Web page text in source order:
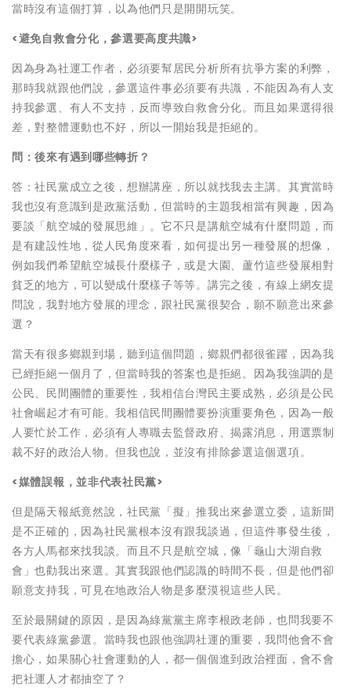
當時沒有這個打算，以為他們只是開開玩笑。
<避免自救會分化，參選要高度共識>
因為身為社運工作者，必須要幫居民分析所有抗爭方案的利弊，
那時我就跟他們說，參選這件事必須要有共識，不能因為有人支
持我參選、有人不支持，反而導致自救會分化。而且如果選得很
差，對整體運動也不好，所以一開始我是拒絕的。
問：後來有遇到哪些轉折？
答：社民黨成立之後，想辦講座，所以就找我去主講。其實當時
我也沒有意識到是政黨活動，但當時的主題我相當有興趣，因為
要談「航空城的發展思維」。它不只是講航空城有什麼問題，而
是有建設性地，從人民角度來看，如何提出另一種發展的想像，
例如我們希望航空城長什麼樣子，或是大園、蘆竹這些發展相對
貧乏的地方，可以變成什麼樣子等等。講完之後，有線上網友提
問說，我對地方發展的理念，跟社民黨很契合，願不願意出來參
選？
當天有很多鄉親到場，聽到這個問題，鄉親們都很雀躍，因為我
已經拒絕一個月了，但當時我的答案也是拒絕。因為我強調的是
公民、民間團體的重要性，我相信台灣民主要成熟，必須是公民
社會崛起才有可能。我相信民間團體要扮演重要角色，因為一般
人要忙於工作，必須有人專職去監督政府、揭露消息，用選票制
裁不好的政治人物。但我也說，並沒有排除參選這個選項。
<媒體誤報，並非代表社民黨>
但是隔天報紙竟然說，社民黨「擬」推我出來參選立委，這新聞
是不正確的，因為社民黨根本沒有跟我談過，但這件事發生後，
各方人馬都來找我談。而且不只是航空城，像「龜山大湖自救
會」也勸我出來選。其實我跟他們認識的時間不長，但是他們卻
願意支持我，可見在地政治人物是多麼漠視這些人民。
至於最關鍵的原因，是因為綠黨黨主席李根政老師，也問我要不
要代表綠黨參選。當時我也跟他強調社運的重要，我問他會不會
擔心，如果關心社會運動的人，都一個個進到政治裡面，會不會
把社運人才都抽空了？